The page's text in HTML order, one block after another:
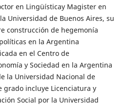
en Lingüísticay Magister en
Universidad de Buenos Aires, su
construcción de hegemonía
en la Argentina
en el Centro de
y Sociedad en la Argentina
la Universidad Nacional de
grado incluye Licenciatura y
Social por la Universidad